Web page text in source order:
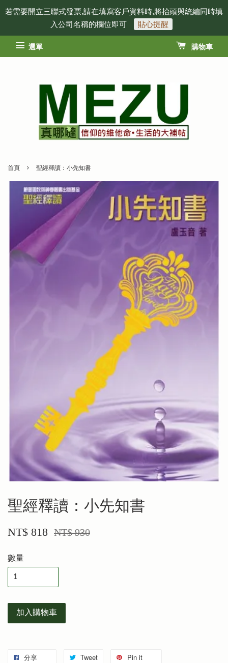
若需要開立三聯式發票,請在填寫客戶資料時,將抬頭與統編同時填
入公司名稱的欄位即可
貼心提醒
選單 購物車
首頁 › 聖經釋讀：小先知書
聖經釋讀：小先知書
NT$ 818 NT$ 930
數量
加入購物車
分享 Tweet Pin it